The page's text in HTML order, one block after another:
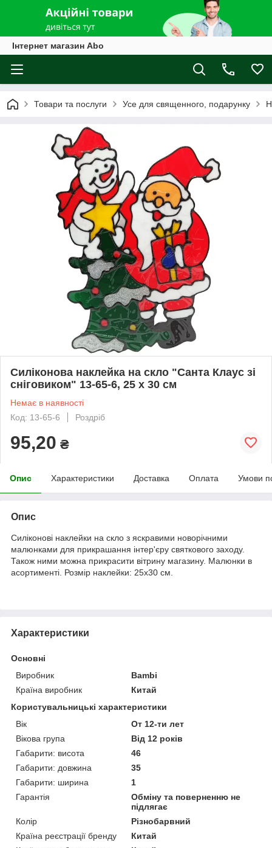
Інтернет магазин Abo
Товари та послуги Усе для священного, подарунку
Силіконова наклейка на скло "Санта Клаус зі
сніговиком" 13-65-6, 25 х 30 см
Немає в наявності
Код: 13-65-6
Роздріб
95,20 ₴
Опис Характеристики Доставка Оплата Умови
Опис
Силіконові наклейки на скло з яскравими новорічними
малюнками для прикрашання інтер'єру святкового заходу.
Також ними можна прикрасити вітрину магазину. Малюнки в
асортименті. Розмір наклейки: 25х30 см.
Характеристики
Основні
Виробник
Bambi
Країна виробник
Китай
Користувальницькі характеристики
Вік
От 12-ти лет
Вікова група
Від 12 років
Габарити: висота
46
Габарити: довжина
35
Габарити: ширина
1
Гарантія
Обміну та поверненню не
підлягає
Колір
Різнобарвний
Країна реєстрації бренду
Китай